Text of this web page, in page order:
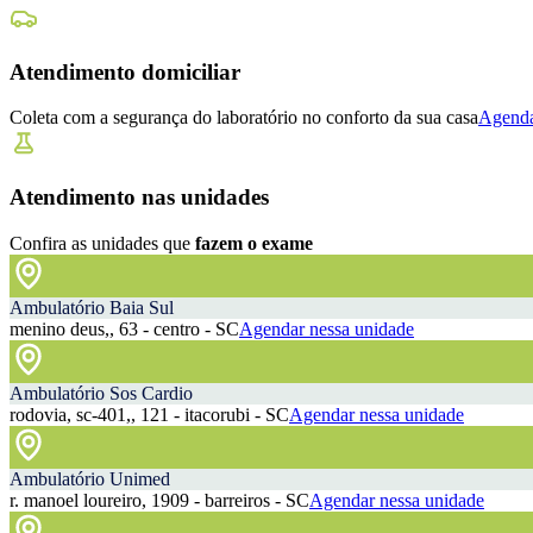
Atendimento domiciliar
Coleta com a segurança do laboratório no conforto da sua casa
Atendimento nas unidades
Confira as unidades que fazem o exame
Ambulatório Baia Sul
menino deus,, 63 - centro - SCAgendar nessa unidade
Ambulatório Sos Cardio
rodovia, sc-401,, 121 - itacorubi - SCAgendar nessa unidade
Ambulatório Unimed
r. manoel loureiro, 1909 - barreiros - SCAgendar nessa unidade